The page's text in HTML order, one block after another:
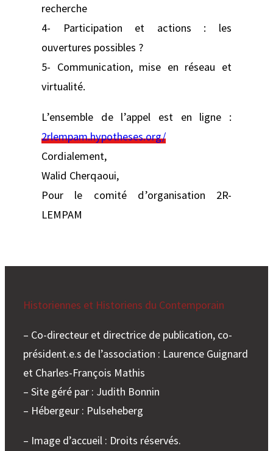
recherche
4- Participation et actions : les
ouvertures possibles ?
5- Communication, mise en réseau et
virtualité.
L’ensemble de l’appel est en ligne :
2rlempam.hypotheses.org/
Cordialement,
Walid Cherqaoui,
Pour le comité d’organisation 2R-
LEMPAM
Historiennes et Historiens du Contemporain
– Co-directeur et directrice de publication, co-
président.e.s de l’association : Laurence Guignard
et Charles-François Mathis
– Site géré par : Judith Bonnin
– Hébergeur : Pulseheberg
– Image d’accueil : Droits réservés.